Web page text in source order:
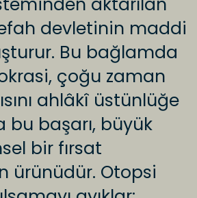
devletinin maddi
Bu bağlamda
çoğu zaman
ahlâkî üstünlüğe
bu başarı, büyük
bir fırsat
ürünüdür. Otopsi